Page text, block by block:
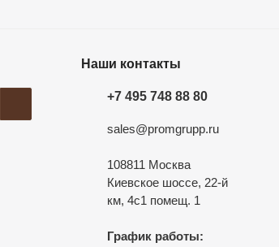
Наши контакты
+7 495 748 88 80
sales@promgrupp.ru
108811 Москва
Киевское шоссе, 22-й
км, 4с1 помещ. 1
График работы: